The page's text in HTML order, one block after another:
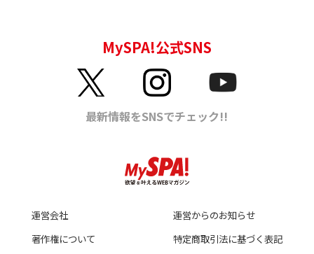
運営会社
運営からのお知らせ
著作権について
特定商取引法に基づく表記